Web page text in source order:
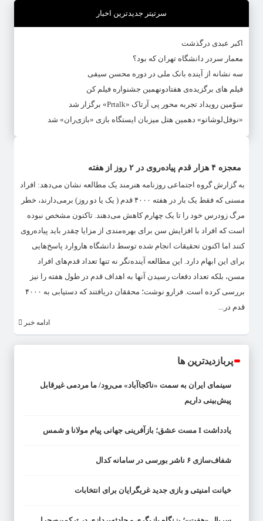
سرتیتر جدیدترین اخبار
اکبر عبدی درگذشت
معمار سردر دانشگاه تهران که بود؟
سه نشانه از آینده بانک ملی در دوره محسن سیفی
فیلم های برگزیده‌ی هفتادونهمین جشنواره فیلم کن
سوّمین رویداد تجربه محور پی آرتاک «Prtalk» برگزار شد
«نوفل‌لوشاتو» دهمین هتل میزبان ایستگاه بازی «بازی‌ران» شد
معجزه ۴ هزار قدم پیاده‌روی در ۲ روز از هفته
به گزارش گروه اجتماعی روزنامه هنرمند یک مطالعه نشان می‌دهد: افراد
مسنی که فقط یک بار در هفته ۴۰۰۰ قدم ( یک یا دو روز) برمی‌دارند، خطر
مرگ زودرس خود را تا یک چهارم کاهش می‌دهند. تاکنون مشخص نبوده
است که افراد با افزایش سن برای بهره‌مندی از مزایا چقدر باید پیاده‌روی
کنند اما اکنون تحقیقات انجام شده توسط دانشگاه هاروارد پاسخ‌هایی
برای این ابهام دارد. این مطالعه آینده‌نگر نه تنها تعداد قدم‌های افراد
مسن، بلکه تعداد دفعات رسیدن آنها به اهداف قدم در طول هفته را نیز
بررسی کرده است. فرارو نوشت؛ محققان دریافتند که دستیابی به ۴۰۰۰
قدم در...
ادامه خبر
پربازدیدترین ها
سینمای ایران به سمت «ناکجاآباد» می‌رود/ ما مردمی غیرقابل
پیش‌بینی داریم
یادداشت I مست عشق؛ بازآفرینی جهانی پیام مولانا و شمس
شفاف‌سازی ۶ ناشر بورسی در سامانه کدال
خیانت امنیتی و بازی جدید غربگرایان برای انتخابات